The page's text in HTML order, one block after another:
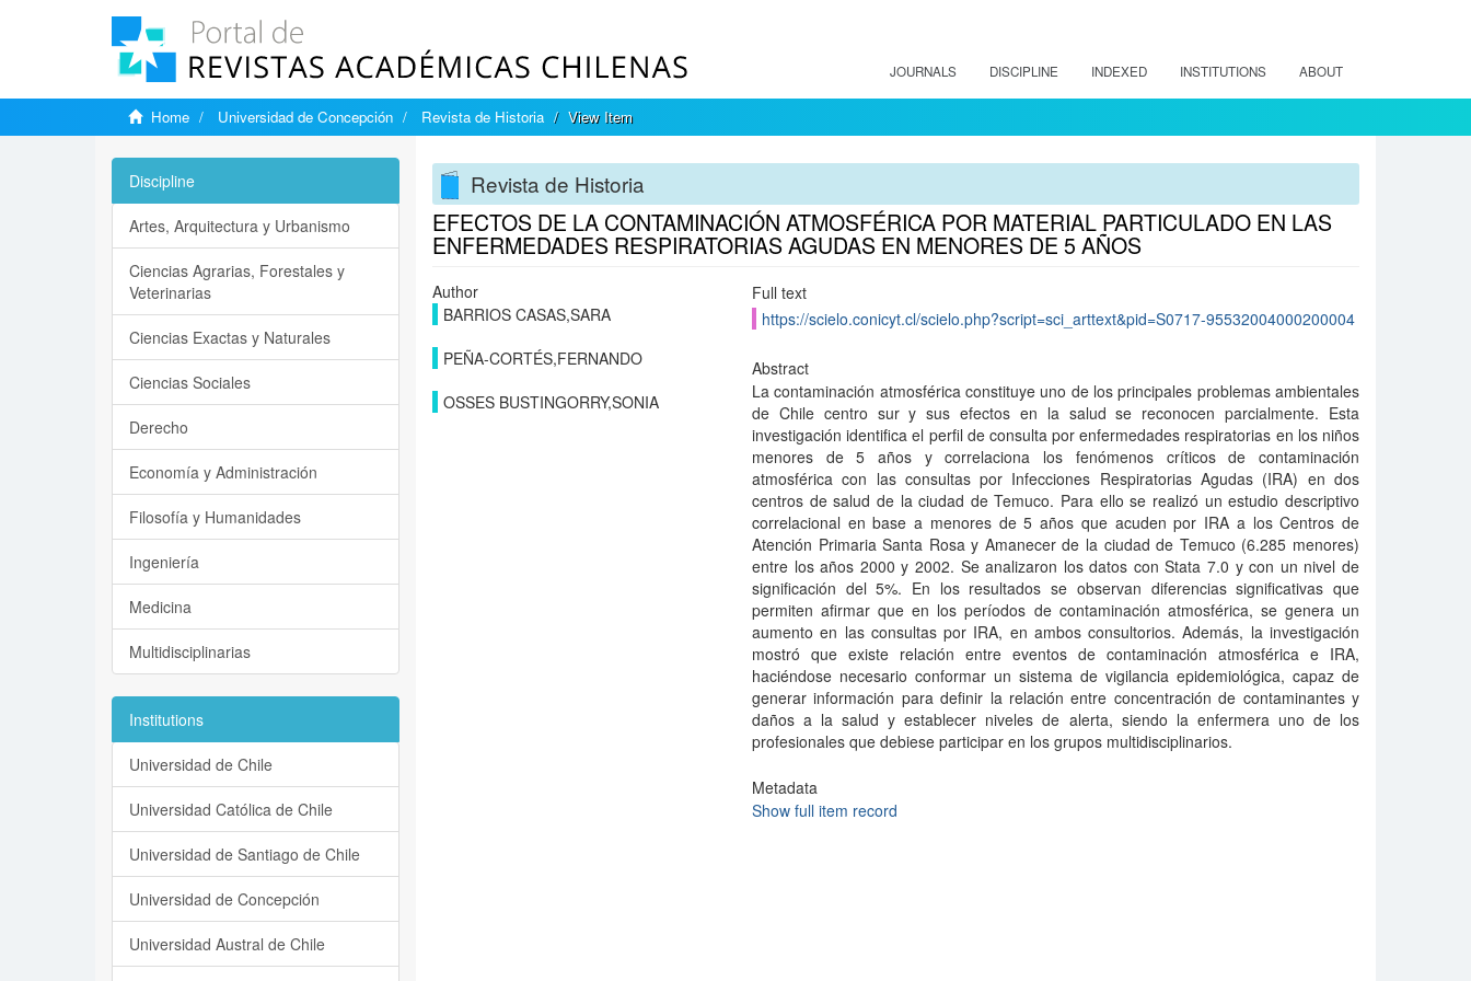
JOURNALS DISCIPLINE INDEXED INSTITUTIONS ABOUT
Home Universidad de Concepción Revista de Historia View Item
Revista de Historia
EFECTOS DE LA CONTAMINACIÓN ATMOSFÉRICA POR MATERIAL PARTICULADO EN LAS
ENFERMEDADES RESPIRATORIAS AGUDAS EN MENORES DE 5 AÑOS
Author
BARRIOS CASAS,SARA
PEÑA-CORTÉS,FERNANDO
OSSES BUSTINGORRY,SONIA
Full text
https://scielo.conicyt.cl/scielo.php?script=sci_arttext&pid=S0717-95532004000200004
Abstract
La contaminación atmosférica constituye uno de los principales problemas ambientales
de Chile centro sur y sus efectos en la salud se reconocen parcialmente. Esta
investigación identifica el perfil de consulta por enfermedades respiratorias en los niños
menores de 5 años y correlaciona los fenómenos críticos de contaminación
atmosférica con las consultas por Infecciones Respiratorias Agudas (IRA) en dos
centros de salud de la ciudad de Temuco. Para ello se realizó un estudio descriptivo
correlacional en base a menores de 5 años que acuden por IRA a los Centros de
Atención Primaria Santa Rosa y Amanecer de la ciudad de Temuco (6.285 menores)
entre los años 2000 y 2002. Se analizaron los datos con Stata 7.0 y con un nivel de
significación del 5%. En los resultados se observan diferencias significativas que
permiten afirmar que en los períodos de contaminación atmosférica, se genera un
aumento en las consultas por IRA, en ambos consultorios. Además, la investigación
mostró que existe relación entre eventos de contaminación atmosférica e IRA,
haciéndose necesario conformar un sistema de vigilancia epidemiológica, capaz de
generar información para definir la relación entre concentración de contaminantes y
daños a la salud y establecer niveles de alerta, siendo la enfermera uno de los
profesionales que debiese participar en los grupos multidisciplinarios.
Metadata
Show full item record
Discipline
Artes, Arquitectura y Urbanismo
Ciencias Agrarias, Forestales y
Veterinarias
Ciencias Exactas y Naturales
Ciencias Sociales
Derecho
Economía y Administración
Filosofía y Humanidades
Ingeniería
Medicina
Multidisciplinarias
Institutions
Universidad de Chile
Universidad Católica de Chile
Universidad de Santiago de Chile
Universidad de Concepción
Universidad Austral de Chile